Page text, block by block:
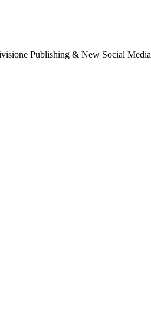
Publishing & New Social Media